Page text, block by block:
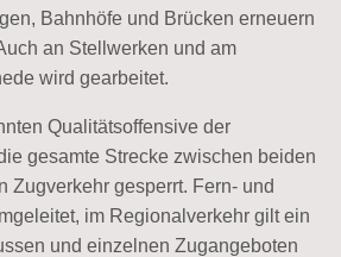
Bahnhöfe und Brücken erneuern
an Stellwerken und am
wird gearbeitet.
Qualitätsoffensive der
gesamte Strecke zwischen beiden
Zugverkehr gesperrt. Fern- und
im Regionalverkehr gilt ein
und einzelnen Zugangeboten